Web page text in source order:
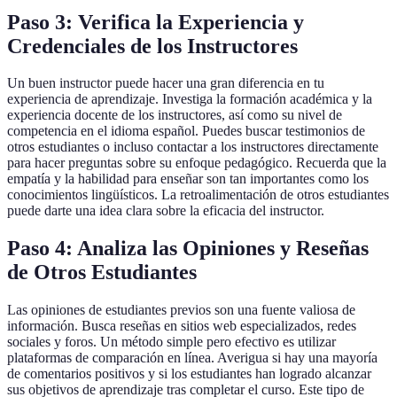
Paso 3: Verifica la Experiencia y
Credenciales de los Instructores
Un buen instructor puede hacer una gran diferencia en tu
experiencia de aprendizaje. Investiga la formación académica y la
experiencia docente de los instructores, así como su nivel de
competencia en el idioma español. Puedes buscar testimonios de
otros estudiantes o incluso contactar a los instructores directamente
para hacer preguntas sobre su enfoque pedagógico. Recuerda que la
empatía y la habilidad para enseñar son tan importantes como los
conocimientos lingüísticos. La retroalimentación de otros estudiantes
puede darte una idea clara sobre la eficacia del instructor.
Paso 4: Analiza las Opiniones y Reseñas
de Otros Estudiantes
Las opiniones de estudiantes previos son una fuente valiosa de
información. Busca reseñas en sitios web especializados, redes
sociales y foros. Un método simple pero efectivo es utilizar
plataformas de comparación en línea. Averigua si hay una mayoría
de comentarios positivos y si los estudiantes han logrado alcanzar
sus objetivos de aprendizaje tras completar el curso. Este tipo de